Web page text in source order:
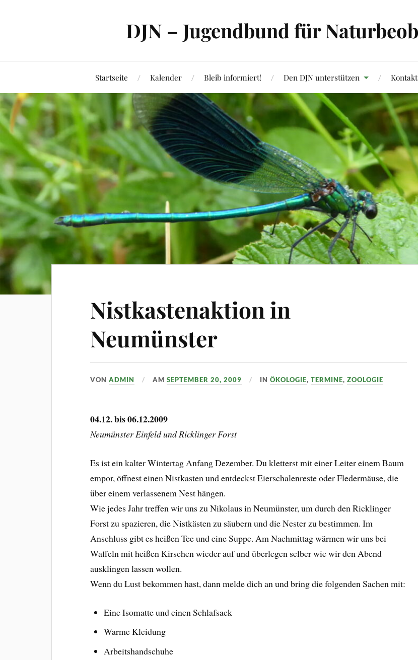
DJN – Jugendbund für
Startseite Kalender Bleib informiert! Den DJN unterstützen Kontakt
Nistkastenaktion in
Neumünster
VONADMIN AMSEPTEMBER 20, 2009 INÖKOLOGIE,TERMINE,ZOOLOGIE
04.12. bis 06.12.2009
Neumünster Einfeld und Ricklinger Forst
Es ist ein kalter Wintertag Anfang Dezember. Du kletterst mit einer Leiter einem Baum
empor, öffnest einen Nistkasten und entdeckst Eierschalenreste oder Fledermäuse, die
über einem verlassenem Nest hängen.
Wie jedes Jahr treffen wir uns zu Nikolaus in Neumünster, um durch den Ricklinger
Forst zu spazieren, die Nistkästen zu säubern und die Nester zu bestimmen. Im
Anschluss gibt es heißen Tee und eine Suppe. Am Nachmittag wärmen wir uns bei
Waffeln mit heißen Kirschen wieder auf und überlegen selber wie wir den Abend
ausklingen lassen wollen.
Wenn du Lust bekommen hast, dann melde dich an und bring die folgenden Sachen mit:
Eine Isomatte und einen Schlafsack
Warme Kleidung
Arbeitshandschuhe